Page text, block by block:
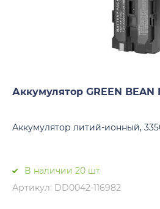
Аккумулятор GREEN BEAN
Аккумулятор литий-ионный,
В наличии 20 шт.
Артикул: DD0042-116982